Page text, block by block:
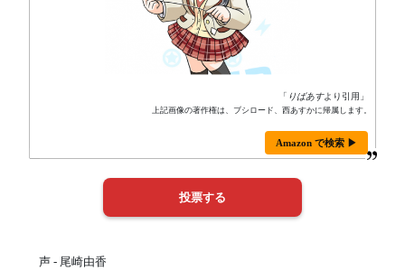
「 りばあすより引用」
上記画像の著作権は、ブシロード、西あすかに帰属します。
Amazon で検索 ▶
声 - 尾崎由香